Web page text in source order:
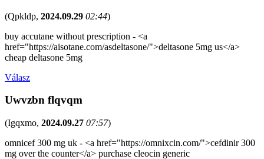
(Qpkldp, 2024.09.29 02:44)
buy accutane without prescription - <a
href="https://aisotane.com/asdeltasone/">deltasone 5mg us</a>
cheap deltasone 5mg
Válasz
Uwvzbn flqvqm
(Igqxmo, 2024.09.27 07:57)
omnicef 300 mg uk - <a href="https://omnixcin.com/">cefdinir 300
mg over the counter</a> purchase cleocin generic